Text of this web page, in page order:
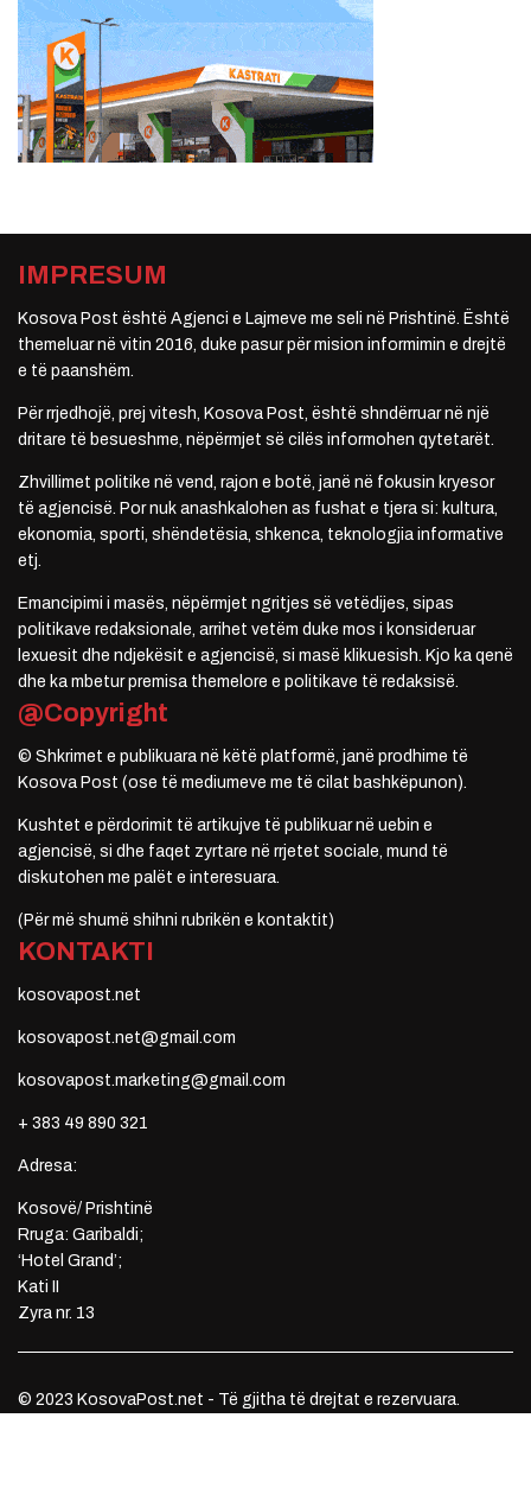
IMPRESUM
Kosova Post është Agjenci e Lajmeve me seli në Prishtinë. Është
themeluar në vitin 2016, duke pasur për mision informimin e drejtë
e të paanshëm.
Për rrjedhojë, prej vitesh, Kosova Post, është shndërruar në një
dritare të besueshme, nëpërmjet së cilës informohen qytetarët.
Zhvillimet politike në vend, rajon e botë, janë në fokusin kryesor
të agjencisë. Por nuk anashkalohen as fushat e tjera si: kultura,
ekonomia, sporti, shëndetësia, shkenca, teknologjia informative
etj.
Emancipimi i masës, nëpërmjet ngritjes së vetëdijes, sipas
politikave redaksionale, arrihet vetëm duke mos i konsideruar
lexuesit dhe ndjekësit e agjencisë, si masë klikuesish. Kjo ka qenë
dhe ka mbetur premisa themelore e politikave të redaksisë.
@Copyright
© Shkrimet e publikuara në këtë platformë, janë prodhime të
Kosova Post (ose të mediumeve me të cilat bashkëpunon).
Kushtet e përdorimit të artikujve të publikuar në uebin e
agjencisë, si dhe faqet zyrtare në rrjetet sociale, mund të
diskutohen me palët e interesuara.
(Për më shumë shihni rubrikën e kontaktit)
KONTAKTI
kosovapost.net
kosovapost.net@gmail.com
kosovapost.marketing@gmail.com
+ 383 49 890 321
Adresa:
Kosovë/ Prishtinë
Rruga: Garibaldi;
‘Hotel Grand’;
Kati II
Zyra nr. 13
© 2023 KosovaPost.net - Të gjitha të drejtat e rezervuara.